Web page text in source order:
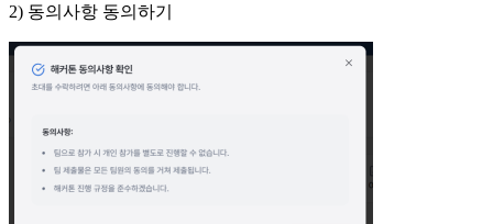
2) 동의사항 동의하기